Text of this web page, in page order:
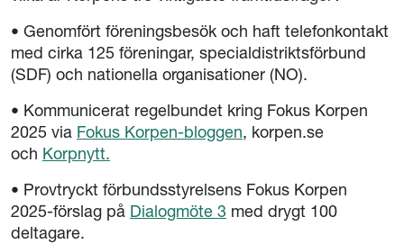
• Genomfört föreningsbesök och haft telefonkontakt
med cirka 125 föreningar, specialdistriktsförbund
(SDF) och nationella organisationer (NO).
• Kommunicerat regelbundet kring Fokus Korpen
2025 via Fokus Korpen-bloggen, korpen.se
och Korpnytt.
• Provtryckt förbundsstyrelsens Fokus Korpen
2025-förslag på Dialogmöte 3 med drygt 100
deltagare.